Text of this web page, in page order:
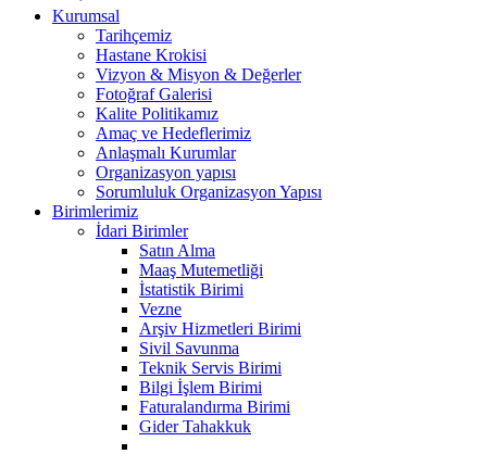
Kurumsal
Tarihçemiz
Hastane Krokisi
Vizyon & Misyon & Değerler
Fotoğraf Galerisi
Kalite Politikamız
Amaç ve Hedeflerimiz
Anlaşmalı Kurumlar
Organizasyon yapısı
Sorumluluk Organizasyon Yapısı
Birimlerimiz
İdari Birimler
Satın Alma
Maaş Mutemetliği
İstatistik Birimi
Vezne
Arşiv Hizmetleri Birimi
Sivil Savunma
Teknik Servis Birimi
Bilgi İşlem Birimi
Faturalandırma Birimi
Gider Tahakkuk